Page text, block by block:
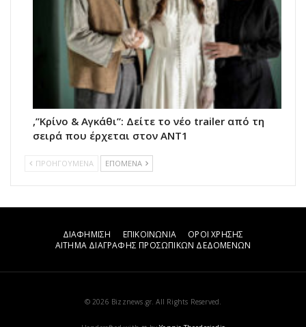
,”Κρίνο & Αγκάθι”: Δείτε το νέο trailer από τη
σειρά που έρχεται στον ΑΝΤ1
ΠΡΟΗΓΟΥΜΕΝΑ ΕΠΟΜΕΝΑ
ΔΙΑΦΗΜΙΣΗ ΕΠΙΚΟΙΝΩΝΙΑ
ΟΡΟΙ ΧΡΗΣΗΣ
ΑΙΤΗΜΑ ΔΙΑΓΡΑΦΗΣ ΠΡΟΣΩΠΙΚΩΝ ΔΕΔΟΜΕΝΩΝ
© 2026 Bizznews.gr. All Rights Reserved.